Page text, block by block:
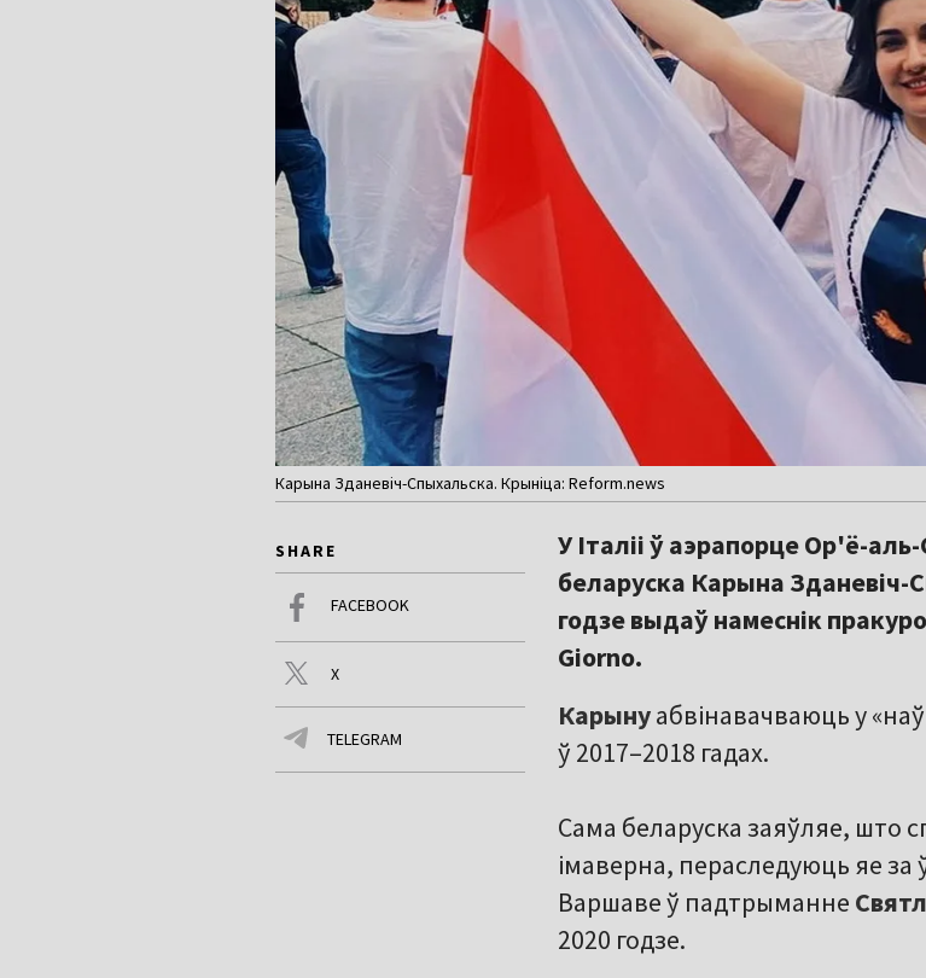
Карына Зданевіч-Спыхальска. Крыніца: Reform.news
SHARE
FACEBOOK
X
TELEGRAM
У Італіі ў аэрапорце Ор'ё-
беларуска Карына
годзе выдаў намеснік
Giorno.
Карынуабвінавачваюць у
ў 2017–2018 гадах.
Сама беларуска заяўляе, што
імаверна, пераследуюць яе
Варшаве ў падтрыманне
2020 годзе.